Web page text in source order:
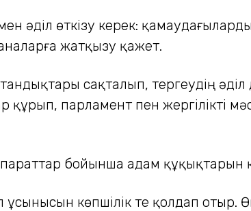
әділ өткізу керек:
жатқызу қажет.
сақталып, тергеудің әділ
құрып, парламент пен жергілікті
бойынша адам
көпшілік те қолдап отыр.